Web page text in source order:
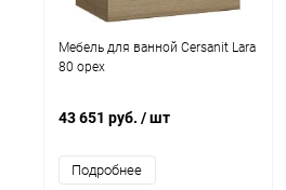
Мебель для ванной Cersanit Lara
80 орех
43 651 руб. / шт
Подробнее